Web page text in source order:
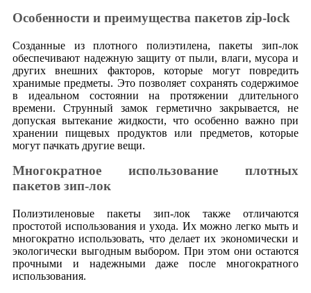
Особенности и преимущества пакетов zip-lock
Созданные из плотного полиэтилена, пакеты зип-лок
обеспечивают надежную защиту от пыли, влаги, мусора и
других внешних факторов, которые могут повредить
хранимые предметы. Это позволяет сохранять содержимое
в идеальном состоянии на протяжении длительного
времени. Струнный замок герметично закрывается, не
допуская вытекание жидкости, что особенно важно при
хранении пищевых продуктов или предметов, которые
могут пачкать другие вещи.
Многократное использование плотных
пакетов зип-лок
Полиэтиленовые пакеты зип-лок также отличаются
простотой использования и ухода. Их можно легко мыть и
многократно использовать, что делает их экономически и
экологически выгодным выбором. При этом они остаются
прочными и надежными даже после многократного
использования.